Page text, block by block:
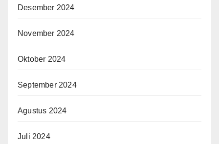
Desember 2024
November 2024
Oktober 2024
September 2024
Agustus 2024
Juli 2024